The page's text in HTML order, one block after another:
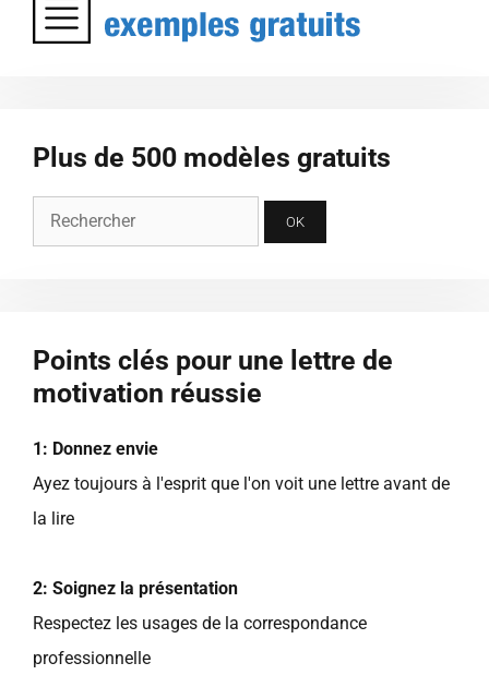
Plus de 500 modèles gratuits
Points clés pour une lettre de
motivation réussie
1: Donnez envie
Ayez toujours à l'esprit que l'on voit une lettre avant de
la lire
2: Soignez la présentation
Respectez les usages de la correspondance
professionnelle